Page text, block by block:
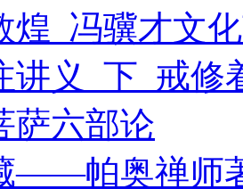
煌_冯骥才文
讲义_下_戒修
萨六部论
——帕奥禅师